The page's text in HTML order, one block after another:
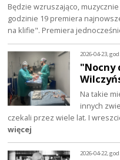
Będzie wzruszająco,
godzinie 19 premiera
na klifie". Premiera
2026-04-23,
"Nocny
Na takie
innych
czekali przez wiele lat. I
więcej
2026-04-22,